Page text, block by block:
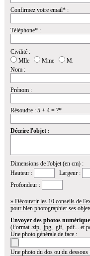
Confirmez votre email* :
Téléphone* :
Civilité :
Mlle
Mme
M.
Nom :
Prénom :
Résoudre : 5 + 4 = ?*
Décrire l'objet :
Dimensions de l'objet (en cm) :
Hauteur :
Largeur :
Profondeur :
» Découvrir les 10 conseils de
pour bien photographier ses
Envoyer des photos
(Format .zip, .jpg, .gif, .pdf... et
Une photo générale de face :
Une photo du dos ou du dessous